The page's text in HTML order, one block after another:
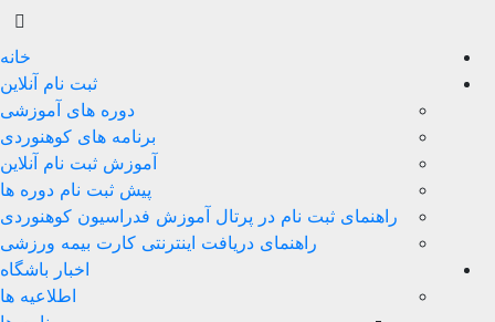
ثبت نام آنلاین
دوره های آموزشی
برنامه های کوهنوردی
آموزش ثبت نام آنلاین
پیش ثبت نام دوره ها
راهنمای ثبت نام در پرتال آموزش فدراسیون کوهنوردی
راهنمای دریافت اینترنتی کارت بیمه ورزشی
اخبار باشگاه
اطلاعیه ها